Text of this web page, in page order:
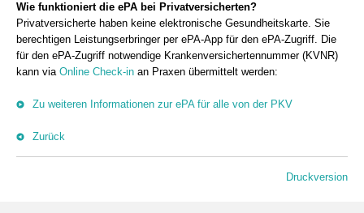
Wie funktioniert die ePA bei Privatversicherten?
Privatversicherte haben keine elektronische Gesundheitskarte. Sie
berechtigen Leistungserbringer per ePA-App für den ePA-Zugriff. Die
für den ePA-Zugriff notwendige Krankenversichertennummer (KVNR)
kann via Online Check-in an Praxen übermittelt werden:
Zu weiteren Informationen zur ePA für alle von der PKV
Zurück
Druckversion